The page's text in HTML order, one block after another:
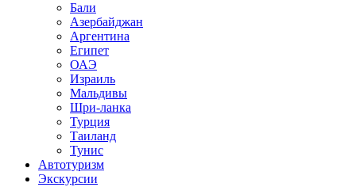
Бали
Азербайджан
Аргентина
Египет
ОАЭ
Израиль
Мальдивы
Шри-ланка
Турция
Таиланд
Тунис
Автотуризм
Экскурсии